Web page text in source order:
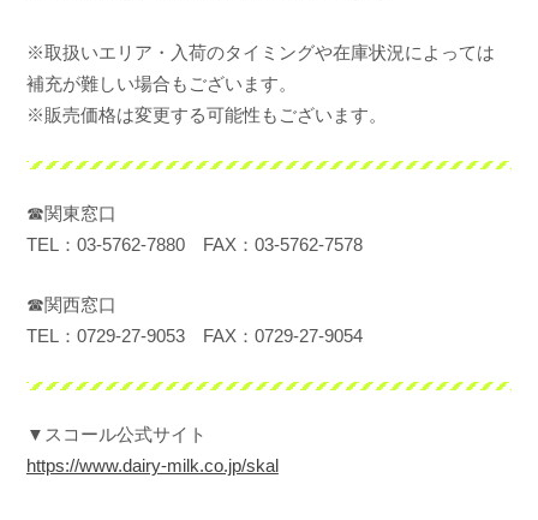
※取扱いエリア・入荷のタイミングや在庫状況によっては
補充が難しい場合もございます。
※販売価格は変更する可能性もございます。
☎関東窓口
TEL：03-5762-7880 FAX：03-5762-7578
☎関西窓口
TEL：0729-27-9053 FAX：0729-27-9054
▼スコール公式サイト
https://www.dairy-milk.co.jp/skal